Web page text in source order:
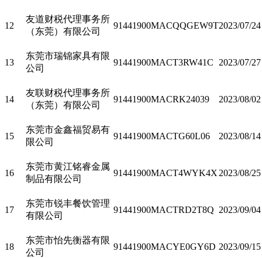
12
友道财税代理事务所
（东莞）有限公司
91441900MACQQGEW9T2023/07/24
13
东莞市瑞锦家具有限
公司
91441900MACT3RW41C 2023/07/27
14
友联财税代理事务所
（东莞）有限公司
91441900MACRK24039 2023/08/02
15
东莞市金鑫福贸易有
限公司
91441900MACTG60L06 2023/08/14
16
东莞市黄江铭睿金属
制品有限公司
91441900MACT4WYK4X 2023/08/25
17
东莞市锐丰餐饮管理
有限公司
91441900MACTRD2T8Q 2023/09/04
18
东莞市怡先衡器有限
公司
91441900MACYE0GY6D 2023/09/15